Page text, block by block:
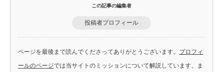
この記事の編集者
投稿者プロフィール
ページを最後まで読んでくださってありがとうございます。 プロフィ
ールのページでは当サイトのミッションについて解説しています。ま